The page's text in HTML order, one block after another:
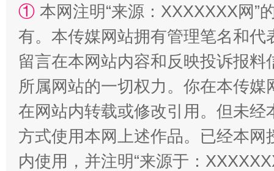
解纷+调解+退费，一次搞定
① 本网注明“来源：XXXXXXX网”
有。本传媒网站拥有管理笔名和
留言在本网站内容和反映投诉报
所属网站的一切权力。你在本传
在网站内转载或修改引用。但未
方式使用本网上述作品。已经本
内使用，并注明“来源于：